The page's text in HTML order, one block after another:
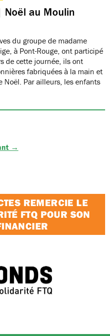
Noël au Moulin
du groupe de madame
à Pont-Rouge, ont participé
de cette journée, ils ont
fabriquées à la main et
Noël. Par ailleurs, les enfants
→
REMERCIE LE
FTQ POUR SON